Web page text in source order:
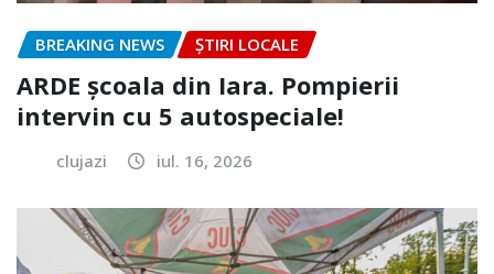
BREAKING NEWS ȘTIRI LOCALE
ARDE școala din Iara. Pompierii
intervin cu 5 autospeciale!
clujazi iul. 16, 2026